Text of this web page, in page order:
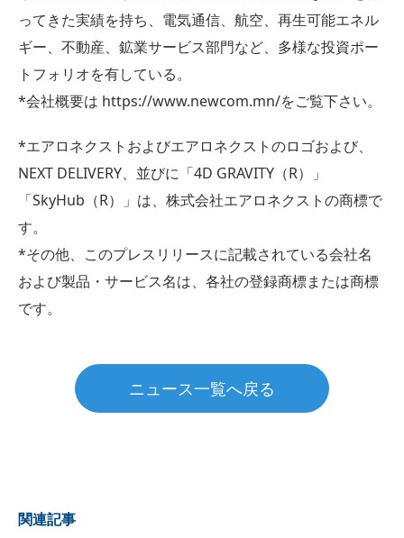
ってきた実績を持ち、電気通信、航空、再生可能エネル
ギー、不動産、鉱業サービス部門など、多様な投資ポー
トフォリオを有している。
*会社概要は https://www.newcom.mn/をご覧下さい。
*エアロネクストおよびエアロネクストのロゴおよび、
NEXT DELIVERY、並びに「4D GRAVITY（R）」
「SkyHub（R）」は、株式会社エアロネクストの商標で
す。
*その他、このプレスリリースに記載されている会社名
および製品・サービス名は、各社の登録商標または商標
です。
ニュース一覧へ戻る
関連記事